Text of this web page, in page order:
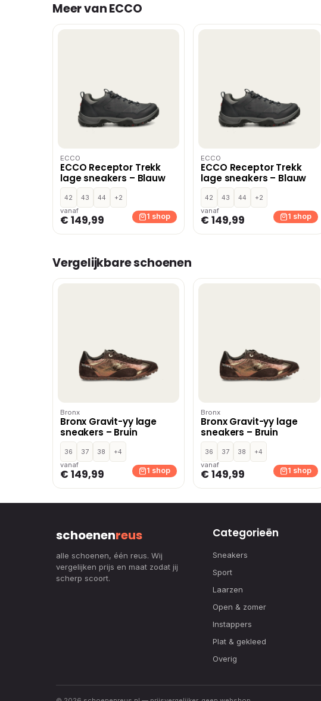
Meer van ECCO
ECCO
ECCO Receptor Trekk
lage sneakers – Blauw
42 43 44
+2
vanaf
€ 149,99 1 shop
ECCO
ECCO Receptor Trekk
lage sneakers – Blauw
42 43 44
+2
vanaf
€ 149,99 1 shop
Vergelijkbare schoenen
Bronx
Bronx Gravit-yy lage
sneakers – Bruin
36 37 38
+4
vanaf
€ 149,99 1 shop
Bronx
Bronx Gravit-yy lage
sneakers – Bruin
36 37 38
+4
vanaf
€ 149,99 1 shop
schoenenreus
alle schoenen, één reus. Wij
vergelijken prijs en maat zodat jij
scherp scoort.
Categorieën
Sneakers
Sport
Laarzen
Open & zomer
Instappers
Plat & gekleed
Overig